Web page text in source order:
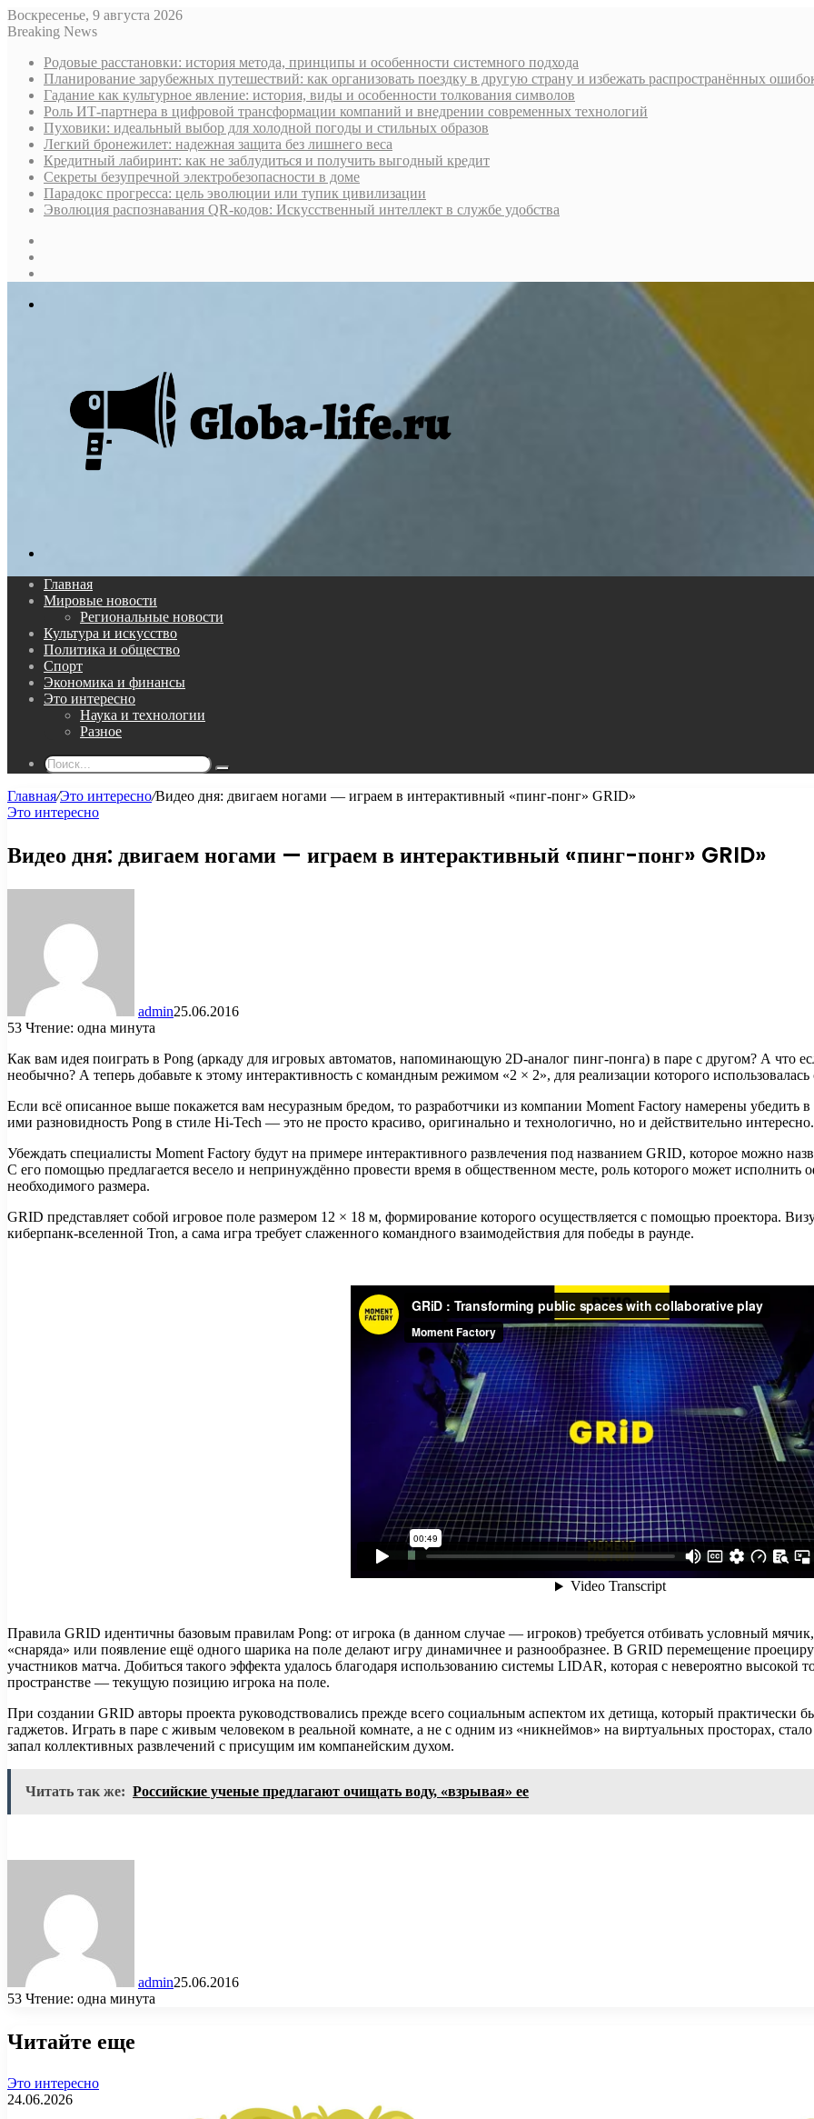
Воскресенье, 9 августа 2026
Breaking News
Родовые расстановки: история метода, принципы и особенности системного подхода
Планирование зарубежных путешествий: как организовать поездку в другую страну и избежать распространённых
Гадание как культурное явление: история, виды и особенности толкования символов
Роль ИТ-партнера в цифровой трансформации компаний и внедрении современных технологий
Пуховики: идеальный выбор для холодной погоды и стильных образов
Легкий бронежилет: надежная защита без лишнего веса
Кредитный лабиринт: как не заблудиться и получить выгодный кредит
Секреты безупречной электробезопасности в доме
Парадокс прогресса: цель эволюции или тупик цивилизации
Эволюция распознавания QR-кодов: Искусственный интеллект в службе удобства
Главная
Мировые новости
Региональные новости
Культура и искусство
Политика и общество
Спорт
Экономика и финансы
Это интересно
Наука и технологии
Разное
Поиск...
Главная/Это интересно/Видео дня: двигаем ногами — играем в интерактивный «пинг-понг» GRID»
Это интересно
Видео дня: двигаем ногами — играем в интерактивный «пинг-понг» GRID»
admin25.06.2016
53 Чтение: одна минута
Как вам идея поиграть в Pong (аркаду для игровых автоматов, напоминающую 2D-аналог пинг-понга) в паре с другом? А что
необычно? А теперь добавьте к этому интерактивность с командным режимом «2 × 2», для реализации которого
Если всё описанное выше покажется вам несуразным бредом, то разработчики из компании Moment Factory намерены убедить
ими разновидность Pong в стиле Hi-Tech — это не просто красиво, оригинально и технологично, но и действительно
Убеждать специалисты Moment Factory будут на примере интерактивного развлечения под названием GRID, которое можно
С его помощью предлагается весело и непринуждённо провести время в общественном месте, роль которого может исполнить
необходимого размера.
GRID представляет собой игровое поле размером 12 × 18 м, формирование которого осуществляется с помощью проектора.
киберпанк-вселенной Tron, а сама игра требует слаженного командного взаимодействия для победы в раунде.
Правила GRID идентичны базовым правилам Pong: от игрока (в данном случае — игроков) требуется отбивать условный
«снаряда» или появление ещё одного шарика на поле делают игру динамичнее и разнообразнее. В GRID перемещение
участников матча. Добиться такого эффекта удалось благодаря использованию системы LIDAR, которая с невероятно высокой
пространстве — текущую позицию игрока на поле.
При создании GRID авторы проекта руководствовались прежде всего социальным аспектом их детища, который практически
гаджетов. Играть в паре с живым человеком в реальной комнате, а не с одним из «никнеймов» на виртуальных просторах,
запал коллективных развлечений с присущим им компанейским духом.
Читать так же: Российские ученые предлагают очищать воду, «взрывая» ее
admin25.06.2016
53 Чтение: одна минута
Читайте еще
Это интересно
24.06.2026